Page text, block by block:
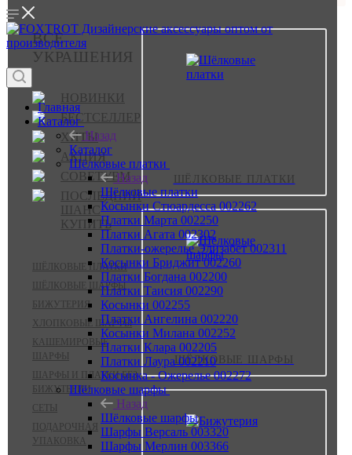
ВСЕ
УКРАШЕНИЯ
НОВИНКИ
БЕСТСЕЛЛЕР
ХИТЫ
АКЦИЯ
СОВЕТУЕМ
ПОСЛЕДНИЙ
ШАНС
КУПИТЬ
ШЁЛКОВЫЕ ПЛАТКИ
ШЁЛКОВЫЕ ШАРФЫ
БИЖУТЕРИЯ
ХЛОПКОВЫЕ ШАРФЫ
КАШЕМИРОВЫЕ
ШАРФЫ
ШАРФЫ И ПЛАТКИ БЕЗ
БИЖУТЕРИИ
СЕТЫ
ПОДАРОЧНАЯ
УПАКОВКА
ШЁЛКОВЫЕ ПЛАТКИ
ШЁЛКОВЫЕ ШАРФЫ
Главная
Каталог
Назад
Каталог
Шёлковые платки
Назад
Шёлковые платки
Косынки Стюардесса 002262
Платки Марта 002250
Платки Агата 002302
Платки-ожерелье Элизабет 002311
Косынки Бриджит 002260
Платки Богдана 002200
Платки Таисия 002290
Косынки 002255
Платки Ангелина 002220
Косынки Милана 002252
Платки Клара 002205
Платки Лаура 002210
Косынка - Ожерелье 002272
Шёлковые шарфы
Назад
Шёлковые шарфы
Шарфы Версаль 003320
Шарфы Мерлин 003366